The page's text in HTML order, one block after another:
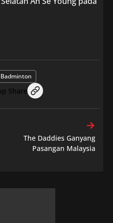
Badminton
The Daddies Ganyang
Pasangan Malaysia